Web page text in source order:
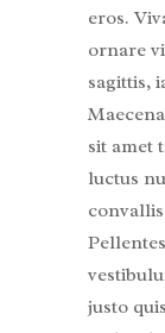
eros.
ornare
sagittis,
sit amet
luctus
justo